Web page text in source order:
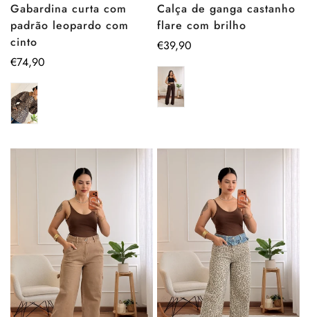
Gabardina curta com
padrão leopardo com
cinto
Preço
€74,90
Calça de ganga castanho
flare com brilho
Preço
€39,90